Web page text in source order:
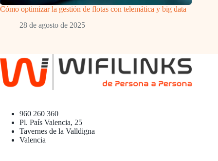
Cómo optimizar la gestión de flotas con telemática y big data
28 de agosto de 2025
960 260 360
Pl. País Valencia, 25
Tavernes de la Valldigna
Valencia